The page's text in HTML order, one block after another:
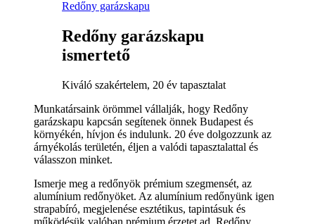
Redőny garázskapu
Redőny garázskapu
ismertető
Kiváló szakértelem, 20 év tapasztalat
Munkatársaink örömmel vállalják, hogy Redőny
garázskapu kapcsán segítenek önnek Budapest és
környékén, hívjon és indulunk. 20 éve dolgozzunk az
árnyékolás területén, éljen a valódi tapasztalattal és
válasszon minket.
Ismerje meg a redőnyök prémium szegmensét, az
alumínium redőnyöket. Az alumínium redőnyünk igen
strapabíró, megjelenése esztétikus, tapintásuk és
működésük valóban prémium érzetet ad. Redőny